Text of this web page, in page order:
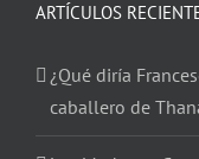
ARTÍCULOS
¿Qué diría
caballero de